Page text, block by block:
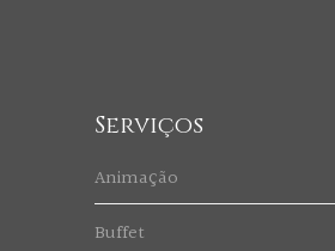
Serviços
Animação
Buffet